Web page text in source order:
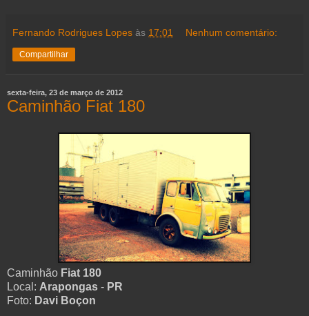
Fernando Rodrigues Lopes às 17:01 Nenhum comentário:
Compartilhar
sexta-feira, 23 de março de 2012
Caminhão Fiat 180
Caminhão Fiat 180
Local: Arapongas - PR
Foto: Davi Boçon